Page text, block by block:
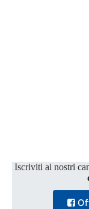
Iscriviti ai nostri